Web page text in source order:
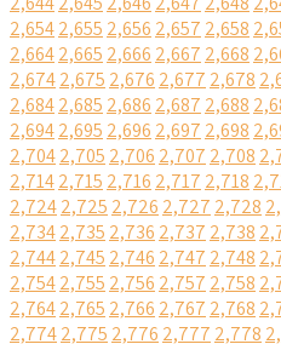
2,6542,655 2,656 2,657 2,658
2,6642,665 2,666 2,667 2,668
2,6742,675 2,676 2,677 2,678
2,6842,685 2,686 2,687 2,688
2,6942,695 2,696 2,697 2,698
2,7042,705 2,706 2,707 2,708
2,7142,715 2,716 2,717 2,718
2,7242,725 2,726 2,727 2,728
2,7342,735 2,736 2,737 2,738
2,7442,745 2,746 2,747 2,748
2,7542,755 2,756 2,757 2,758
2,7642,765 2,766 2,767 2,768
2,7742,775 2,776 2,777 2,778